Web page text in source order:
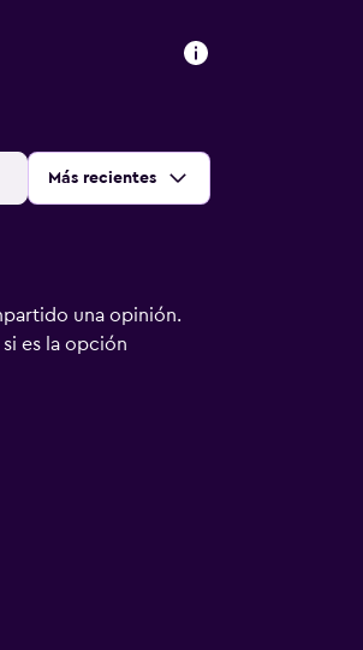
Ordenar por:
Más recientes
una opinión.
es la opción